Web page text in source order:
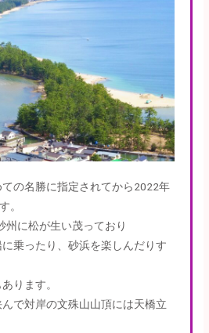
ての名勝に指定されてから2022年
。
州に松が生い茂っており
乗ったり、砂浜を楽しんだりす
ります。
で対岸の文殊山山頂には天橋立